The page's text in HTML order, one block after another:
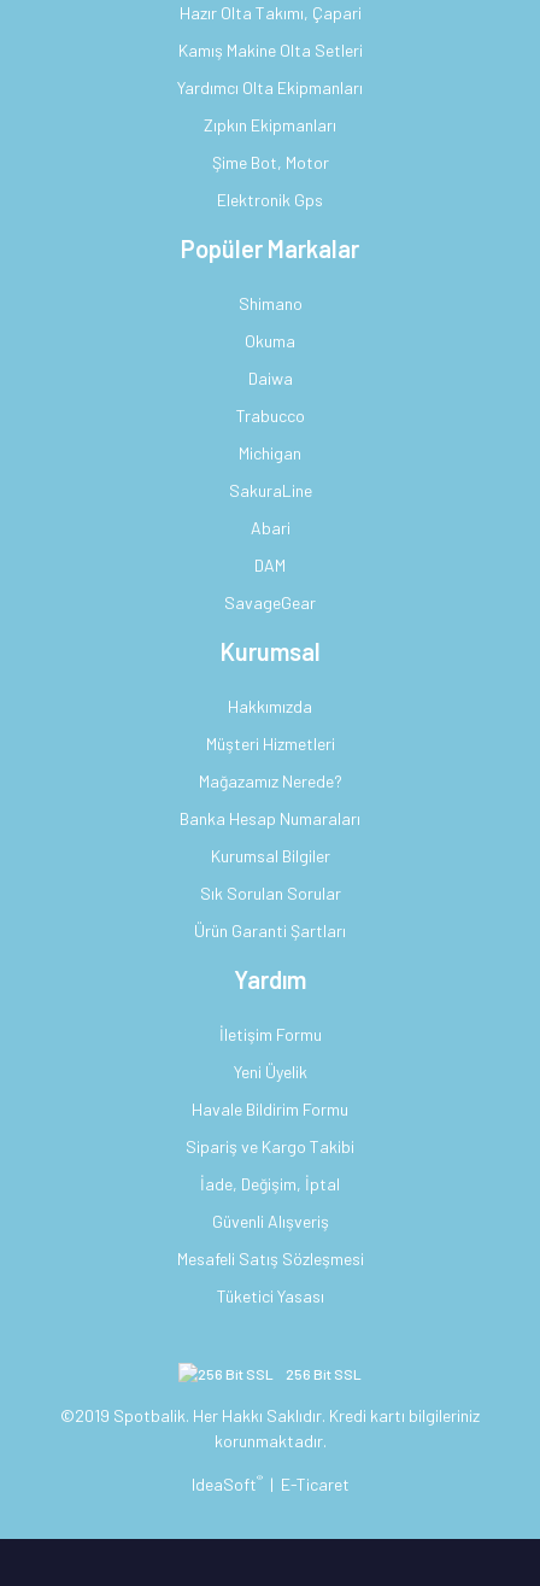
Hazır Olta Takımı, Çapari
Kamış Makine Olta Setleri
Yardımcı Olta Ekipmanları
Zıpkın Ekipmanları
Şime Bot, Motor
Elektronik Gps
Popüler Markalar
Shimano
Okuma
Daiwa
Trabucco
Michigan
SakuraLine
Abari
DAM
SavageGear
Kurumsal
Hakkımızda
Müşteri Hizmetleri
Mağazamız Nerede?
Banka Hesap Numaraları
Kurumsal Bilgiler
Sık Sorulan Sorular
Ürün Garanti Şartları
Yardım
İletişim Formu
Yeni Üyelik
Havale Bildirim Formu
Sipariş ve Kargo Takibi
İade, Değişim, İptal
Güvenli Alışveriş
Mesafeli Satış Sözleşmesi
Tüketici Yasası
256 Bit SSL
©2019 Spotbalik. Her Hakkı Saklıdır. Kredi kartı bilgileriniz
korunmaktadır.
IdeaSoft® | E-Ticaret